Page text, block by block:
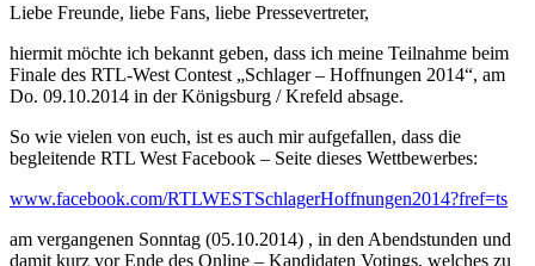
Liebe Freunde, liebe Fans, liebe Pressevertreter,
hiermit möchte ich bekannt geben, dass ich meine Teilnahme beim
Finale des RTL-West Contest „Schlager – Hoffnungen 2014“, am
Do. 09.10.2014 in der Königsburg / Krefeld absage.
So wie vielen von euch, ist es auch mir aufgefallen, dass die
begleitende RTL West Facebook – Seite dieses Wettbewerbes:
www.facebook.com/RTLWESTSchlagerHoffnungen2014?fref=ts
am vergangenen Sonntag (05.10.2014) , in den Abendstunden und
damit kurz vor Ende des Online – Kandidaten Votings, welches zu